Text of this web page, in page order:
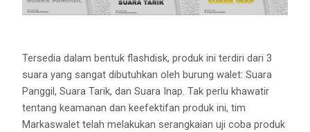
Tersedia dalam bentuk flashdisk, produk ini terdiri dari 3
suara yang sangat dibutuhkan oleh burung walet: Suara
Panggil, Suara Tarik, dan Suara Inap. Tak perlu khawatir
tentang keamanan dan keefektifan produk ini, tim
Markaswalet telah melakukan serangkaian uji coba produk